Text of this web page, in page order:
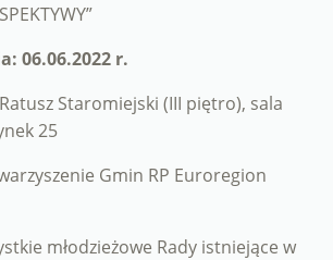
06.06.2022 r.
Staromiejski (III piętro), sala
25
Gmin RP Euroregion
młodzieżowe Rady istniejące w